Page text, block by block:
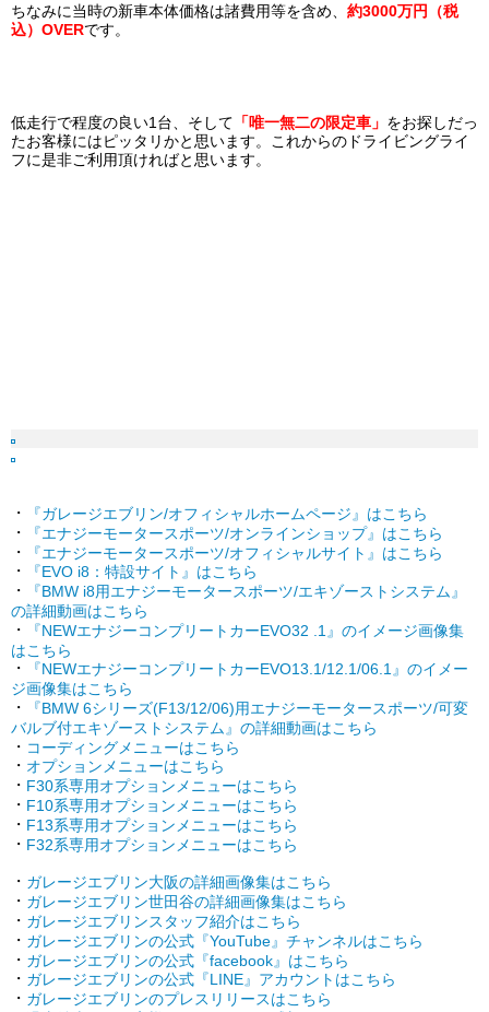
ちなみに当時の新車本体価格は諸費用等を含め、 約3000万円（税
込）OVERです。
低走行で程度の良い1台、そして 「唯一無二の限定車」 をお探しだっ
たお客様にはピッタリかと思います。これからのドライビングライ
フに是非ご利用頂ければと思います。
・
『ガレージエブリン/オフィシャルホームページ』はこちら
・
『エナジーモータースポーツ/オンラインショップ』はこちら
・
『エナジーモータースポーツ/オフィシャルサイト』はこちら
・
『EVO i8：特設サイト』はこちら
・
『BMW i8用エナジーモータースポーツ/エキゾーストシステム』
の詳細動画はこちら
・
『NEWエナジーコンプリートカーEVO32 .1』のイメージ画像集
はこちら
・
『NEWエナジーコンプリートカーEVO13.1/12.1/06.1』のイメー
ジ画像集はこちら
・
『BMW 6シリーズ(F13/12/06)用エナジーモータースポーツ/可変
バルブ付エキゾーストシステム』の詳細動画はこちら
・ コーディングメニューはこちら
・ オプションメニューはこちら
・ F30系専用オプションメニューはこちら
・ F10系専用オプションメニューはこちら
・ F13系専用オプションメニューはこちら
・ F32系専用オプションメニューはこちら
・ ガレージエブリン大阪の詳細画像集はこちら
・ ガレージエブリン世田谷の詳細画像集はこちら
・ ガレージエブリンスタッフ紹介はこちら
・ ガレージエブリンの公式『YouTube』チャンネルはこちら
・ ガレージエブリンの公式『facebook』はこちら
・ ガレージエブリンの公式『LINE』アカウントはこちら
・ ガレージエブリンのプレスリリースはこちら